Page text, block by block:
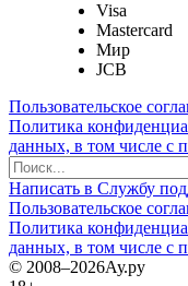
Visa
Mastercard
Мир
JCB
Пользовательское
Политика
данных, в том числе с
Написать в Службу
Пользовательское
Политика
данных, в том числе с
© 2008–2026Ау.ру